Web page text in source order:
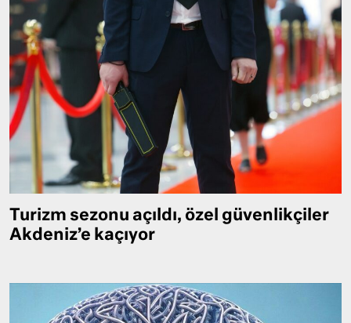
Turizm sezonu açıldı, özel güvenlikçiler
Akdeniz’e kaçıyor